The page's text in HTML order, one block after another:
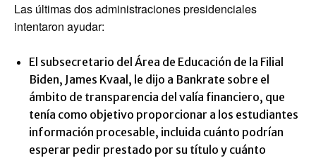
Las últimas dos administraciones presidenciales
intentaron ayudar:
El subsecretario del Área de Educación de la Filial
Biden, James Kvaal, le dijo a Bankrate sobre el
ámbito de transparencia del valía financiero, que
tenía como objetivo proporcionar a los estudiantes
información procesable, incluida cuánto podrían
esperar pedir prestado por su título y cuánto